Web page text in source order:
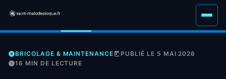
BRICOLAGE & MAINTENANCE
PUBLIÉ LE 5 MAI 2026
16 MIN DE LECTURE